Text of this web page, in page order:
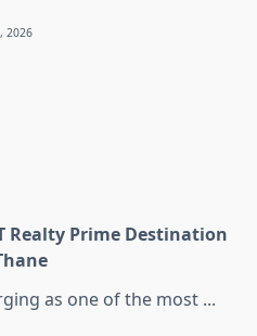
2026
Realty Prime Destination
as one of the most ...